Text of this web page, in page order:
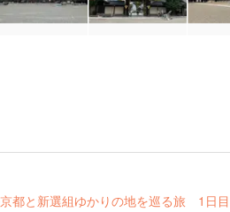
京都と新選組ゆかりの地を巡る旅 1日目